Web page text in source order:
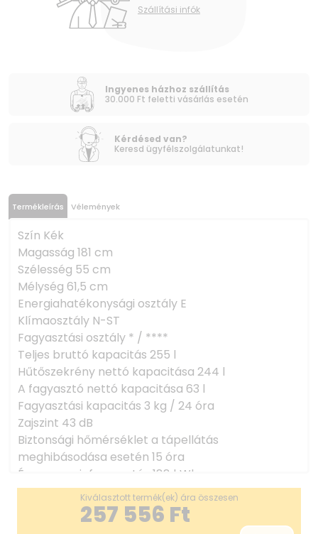
Szállítási infók
Ingyenes házhoz szállítás
30.000 Ft feletti vásárlás esetén
Kérdésed van?
Keresd ügyfélszolgálatunkat!
Termékleírás Vélemények
Szín Kék
Magasság 181 cm
Szélesség 55 cm
Mélység 61,5 cm
Energiahatékonysági osztály E
Klímaosztály N-ST
Fagyasztási osztály * / ****
Teljes bruttó kapacitás 255 l
Hűtőszekrény nettó kapacitása 244 l
A fagyasztó nettó kapacitása 63 l
Fagyasztási kapacitás 3 kg / 24 óra
Zajszint 43 dB
Biztonsági hőmérséklet a tápellátás
meghibásodása esetén 15 óra
Éves energiafogyasztás 188 kWh
Ajtók száma 2
Hűtőközeg: R600a
Automatikus hűtőszekrény-leolvasztás
Kiválasztott termék(ek) ára összesen
257 556 Ft